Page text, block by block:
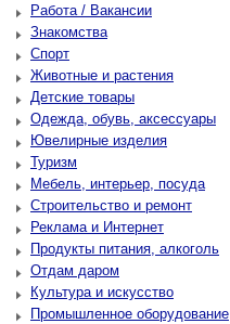
Работа / Вакансии
Знакомства
Спорт
Животные и растения
Детские товары
Одежда, обувь, аксессуары
Ювелирные изделия
Туризм
Мебель, интерьер, посуда
Строительство и ремонт
Реклама и Интернет
Продукты питания, алкоголь
Отдам даром
Культура и искусство
Промышленное оборудование